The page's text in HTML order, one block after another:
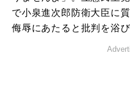
で小泉進次郎防衛大臣に
侮辱にあたると批判を浴